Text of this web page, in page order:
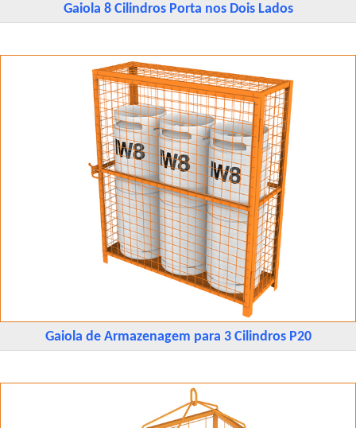
Gaiola 8 Cilindros Porta nos Dois Lados
Gaiola de Armazenagem para 3 Cilindros P20